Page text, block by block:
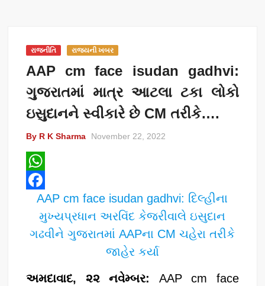
રાજનીતિ રાજ્યની ખબર
AAP cm face isudan gadhvi:
ગુજરાતમાં માત્ર આટલા ટકા લોકો
ઇસુદાનને સ્વીકારે છે CM તરીકે….
By R K Sharma November 22, 2022
W
t
A
c
b
AAP cm face isudan gadhvi: દિલ્હીના
મુખ્યપ્રધાન અરવિંદ કેજરીવાલે ઇસુદાન
ગઢવીને ગુજરાતમાં AAPના CM ચહેરા તરીકે
જાહેર કર્યા
અમદાવાદ, ૨૨ નવેમ્બર:
AAP cm face